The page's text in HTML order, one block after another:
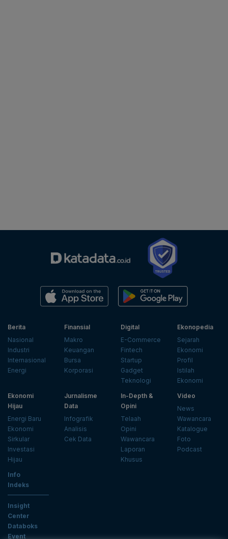
Berita
Nasional
Industri
Internasional
Energi
Finansial
Makro
Keuangan
Bursa
Korporasi
Digital
E-Commerce
Fintech
Startup
Gadget
Teknologi
Ekonopedia
Sejarah
Ekonomi
Profil
Istilah
Ekonomi
Ekonomi
Hijau
Energi Baru
Ekonomi
Sirkular
Investasi
Hijau
Jurnalisme
Data
Infografik
Analisis
Cek Data
In-Depth &
Opini
Telaah
Opini
Wawancara
Laporan
Khusus
Video
News
Wawancara
Katalogue
Foto
Podcast
Info
Indeks
Insight
Center
Databoks
Event